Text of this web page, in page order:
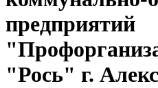
предприятий
"Рось" г.